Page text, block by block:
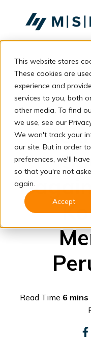
This website stores
These cookies are
experience and
services to you, both
other media. To find
we use, see our
We won't track your
our site. But in order
preferences, we'll
so that you're not
again.
Accept
Layanan Toggle
children
Layanan
Komunitas
Tentang
Resources Toggle
children
Konsultasi
Read Time 6 mins